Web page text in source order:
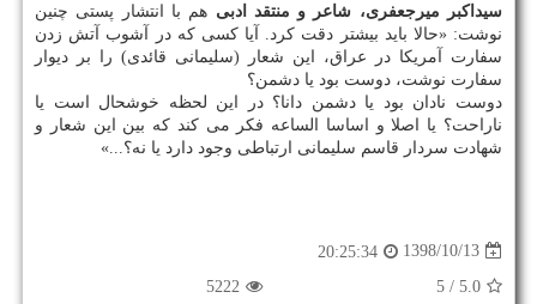
سیداكبر میرجعفری، شاعر و منتقد ادبی هم با انتشار پستی چنین
نوشت: «حالا باید بیشتر دقت كرد. آیا كسی كه در آشوب آتش زدن
سفارت آمریكا در عراق، این شعار (سلیمانی قائدی) را بر دیوار
سفارت نوشت، دوست بود یا دشمن؟
دوست نادان بود یا دشمن دانا؟ در این لحظه خوشحال است یا
ناراحت؟ یا اصلا و اساسا الساعه فكر می كند كه بین این شعار و
شهادت سردار قاسم سلیمانی ارتباطی وجود دارد یا نه؟...»
1398/10/13
20:25:34
5.0
/ 5
5222